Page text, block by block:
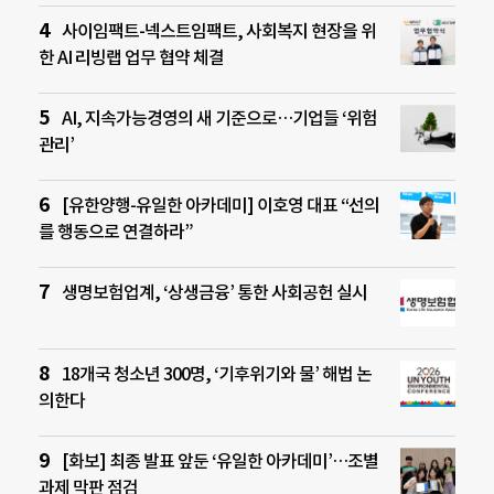
사이임팩트-넥스트임팩트, 사회복지 현장을 위
한 AI 리빙랩 업무 협약 체결
AI, 지속가능경영의 새 기준으로…기업들 ‘위험
관리’
[유한양행-유일한 아카데미] 이호영 대표 “선의
를 행동으로 연결하라”
생명보험업계, ‘상생금융’ 통한 사회공헌 실시
18개국 청소년 300명, ‘기후위기와 물’ 해법 논
의한다
[화보] 최종 발표 앞둔 ‘유일한 아카데미’…조별
과제 막판 점검